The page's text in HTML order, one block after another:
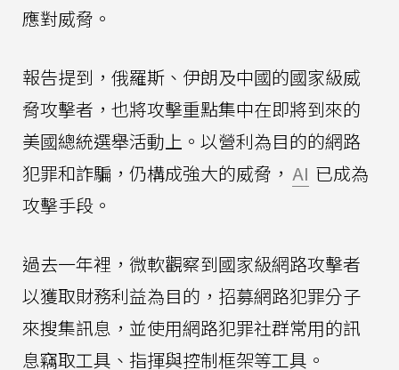
應對威脅。
報告提到，俄羅斯、伊朗及中國的國家級威
脅攻擊者，也將攻擊重點集中在即將到來的
美國總統選舉活動上。以營利為目的的網路
犯罪和詐騙，仍構成強大的威脅， AI 已成為
攻擊手段。
過去一年裡，微軟觀察到國家級網路攻擊者
以獲取財務利益為目的，招募網路犯罪分子
來搜集訊息，並使用網路犯罪社群常用的訊
息竊取工具、指揮與控制框架等工具。